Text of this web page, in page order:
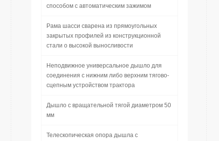
способом с автоматическим зажимом
Рама шасси сварена из прямоугольных
закрытых профилей из конструкционной
стали о высокой выносливости
Неподвижное универсальное дышло для
соединения с нижним либо верхним тягово-
сцепным устройством трактора
Дышло с вращательной тягой диаметром 50
мм
Телескопическая опора дышла с